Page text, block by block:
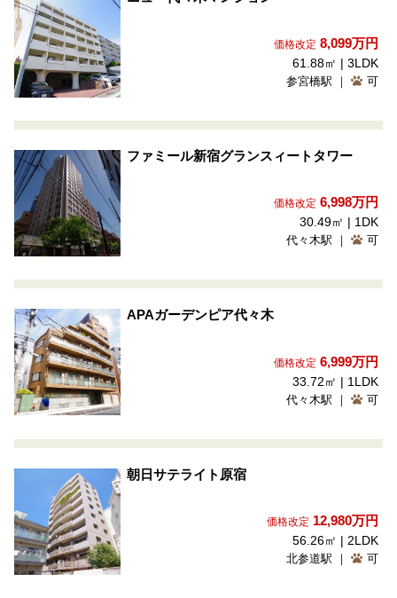
価格改定 8,099万円
61.88㎡ | 3LDK
参宮橋駅 ｜ 可
ファミール新宿グランスィートタワー
価格改定 6,998万円
30.49㎡ | 1DK
代々木駅 ｜ 可
APAガーデンピア代々木
価格改定 6,999万円
33.72㎡ | 1LDK
代々木駅 ｜ 可
朝日サテライト原宿
価格改定 12,980万円
56.26㎡ | 2LDK
北参道駅 ｜ 可